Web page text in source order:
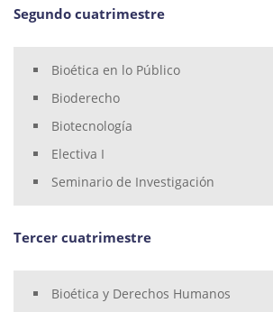
Segundo cuatrimestre
Bioética en lo Público
Bioderecho
Biotecnología
Electiva I
Seminario de Investigación
Tercer cuatrimestre
Bioética y Derechos Humanos